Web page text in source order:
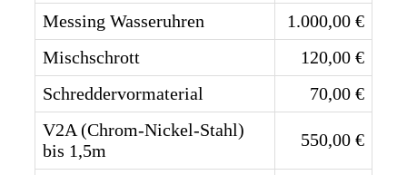
Messing Wasseruhren
1.000,00 €
Mischschrott
120,00 €
Schreddervormaterial
70,00 €
V2A (Chrom-Nickel-Stahl)
bis 1,5m
550,00 €